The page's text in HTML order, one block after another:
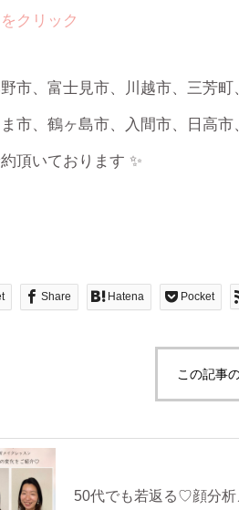
クリック
市、富士見市、川越市、三芳
市、鶴ヶ島市、入間市、日高
頂いております ✨
Share Hatena Pocket
この記事
50代でも若返る♡顔分析